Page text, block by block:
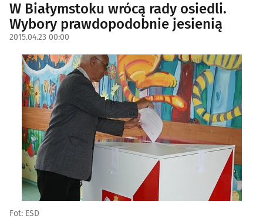
W Białymstoku wrócą rady osiedli.
Wybory prawdopodobnie jesienią
2015.04.23 00:00
Fot: ESD